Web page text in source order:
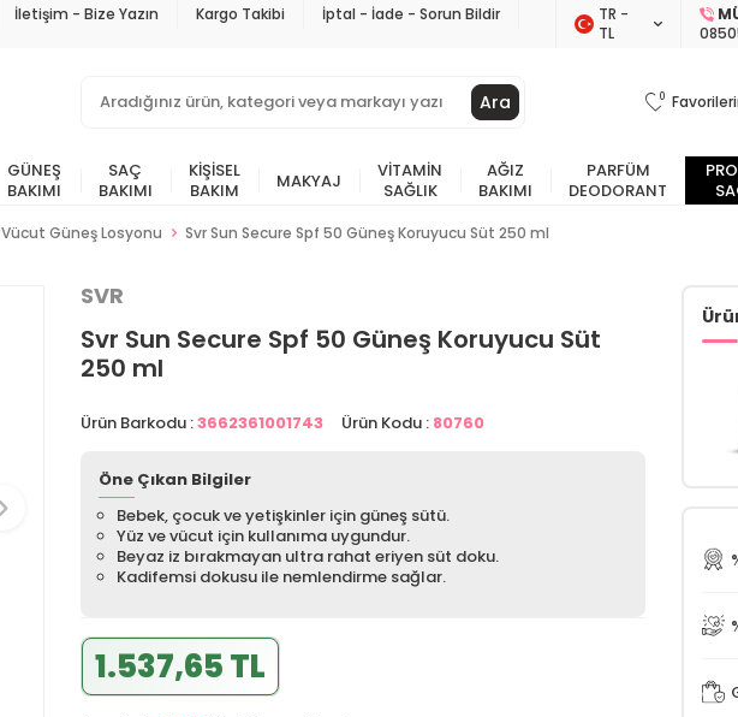
İletişim - Bize Yazın Kargo Takibi İptal - İade - Sorun Bildir
TR −
TL
Ara 0
GÜNEŞ
BAKIMI
SAÇ
BAKIMI
KIŞISEL
BAKIM
MAKYAJ
VITAMIN
SAĞLIK
AĞIZ
BAKIMI
PARFÜM
DEODORANT
Vücut Güneş Losyonu Svr Sun Secure Spf 50 Güneş Koruyucu Süt 250 ml
SVR
Svr Sun Secure Spf 50 Güneş Koruyucu Süt
250 ml
Ürün Barkodu :3662361001743 Ürün Kodu : 80760
Öne Çıkan Bilgiler
Bebek, çocuk ve yetişkinler için güneş sütü.
Yüz ve vücut için kullanıma uygundur.
Beyaz iz bırakmayan ultra rahat eriyen süt doku.
Kadifemsi dokusu ile nemlendirme sağlar.
1.537,65 TL